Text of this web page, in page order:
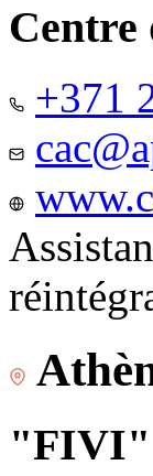
Centre
+371
"FIVI"